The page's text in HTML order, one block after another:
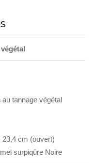
tannage végétal
23,4 cm (ouvert)
surpiqûre Noire